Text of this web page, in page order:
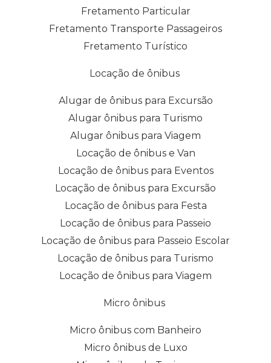
Fretamento Particular
Fretamento Transporte Passageiros
Fretamento Turístico
Locação de ônibus
Alugar de ônibus para Excursão
Alugar ônibus para Turismo
Alugar ônibus para Viagem
Locação de ônibus e Van
Locação de ônibus para Eventos
Locação de ônibus para Excursão
Locação de ônibus para Festa
Locação de ônibus para Passeio
Locação de ônibus para Passeio Escolar
Locação de ônibus para Turismo
Locação de ônibus para Viagem
Micro ônibus
Micro ônibus com Banheiro
Micro ônibus de Luxo